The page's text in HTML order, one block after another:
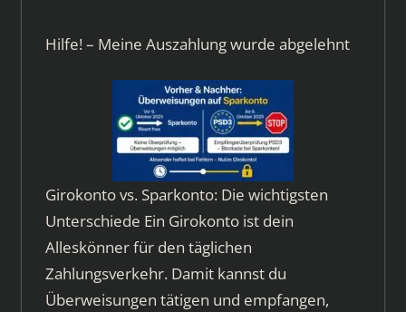
Hilfe! – Meine Auszahlung wurde abgelehnt
Girokonto vs. Sparkonto: Die wichtigsten
Unterschiede Ein Girokonto ist dein
Alleskönner für den täglichen
Zahlungsverkehr. Damit kannst du
Überweisungen tätigen und empfangen,